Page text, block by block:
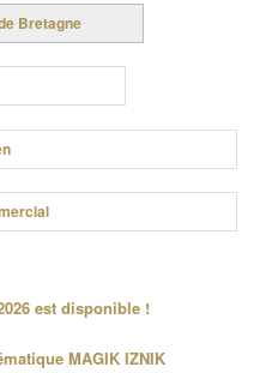
est disponible !
MAGIK IZNIK